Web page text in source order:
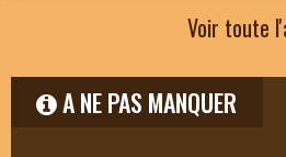
Voir toute
A NE PAS MANQUER